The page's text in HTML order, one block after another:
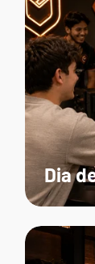
Dia